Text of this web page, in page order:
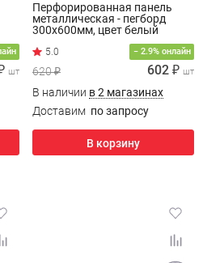
шт
Перфорированная панель
металлическая - пегборд
300х600мм, цвет белый
− 2.9% онлайн
620 ₽ 602 ₽ шт
В наличии в 2 магазинах
Доставим по запросу
В корзину